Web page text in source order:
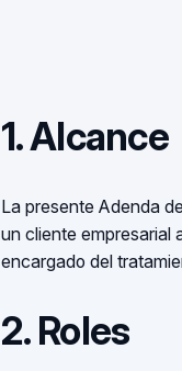
1. Alcance
La presente Adenda
un cliente empresarial
encargado del
2. Roles